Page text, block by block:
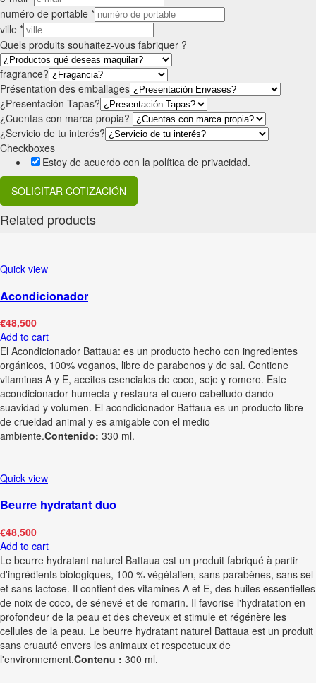
numéro de portable *
ville *
Quels produits souhaitez-vous fabriquer ?
fragrance?
Présentation des emballages
¿Presentación Tapas?
¿Cuentas con marca propia?
¿Servicio de tu interés?
Checkboxes
Estoy de acuerdo con la política de privacidad.
SOLICITAR COTIZACIÓN
Related products
Quick view
Acondicionador
€48,500
Add to cart
El Acondicionador Battaua: es un producto hecho con ingredientes
orgánicos, 100% veganos, libre de parabenos y de sal. Contiene
vitaminas A y E, aceites esenciales de coco, seje y romero. Este
acondicionador humecta y restaura el cuero cabelludo dando
suavidad y volumen. El acondicionador Battaua es un producto libre
de crueldad animal y es amigable con el medio
ambiente.Contenido: 330 ml.
Quick view
Beurre hydratant duo
€48,500
Add to cart
Le beurre hydratant naturel Battaua est un produit fabriqué à partir
d'ingrédients biologiques, 100 % végétalien, sans parabènes, sans sel
et sans lactose. Il contient des vitamines A et E, des huiles essentielles
de noix de coco, de sénevé et de romarin. Il favorise l'hydratation en
profondeur de la peau et des cheveux et stimule et régénère les
cellules de la peau. Le beurre hydratant naturel Battaua est un produit
sans cruauté envers les animaux et respectueux de
l'environnement.Contenu : 300 ml.